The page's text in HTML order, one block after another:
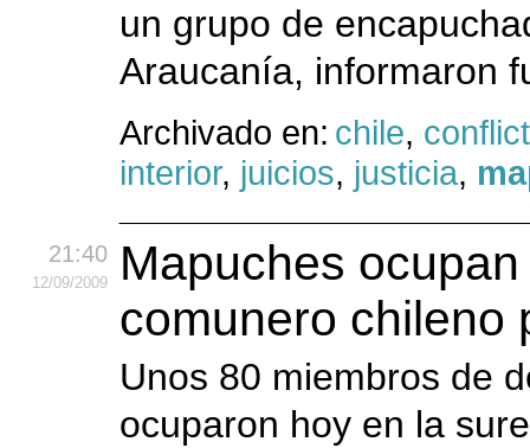
un grupo de
Araucanía, informaron
Archivado en: chile,
interior, juicios, justicia,
21:40
12/09/2009
Mapuches
comunero chileno
Unos 80 miembros de
ocuparon hoy en la